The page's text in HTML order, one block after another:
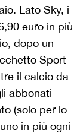
Lato Sky, i
euro in più
dopo un
Sport
il calcio da
abbonati
(solo per lo
in più ogni